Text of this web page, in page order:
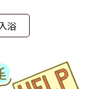
入浴